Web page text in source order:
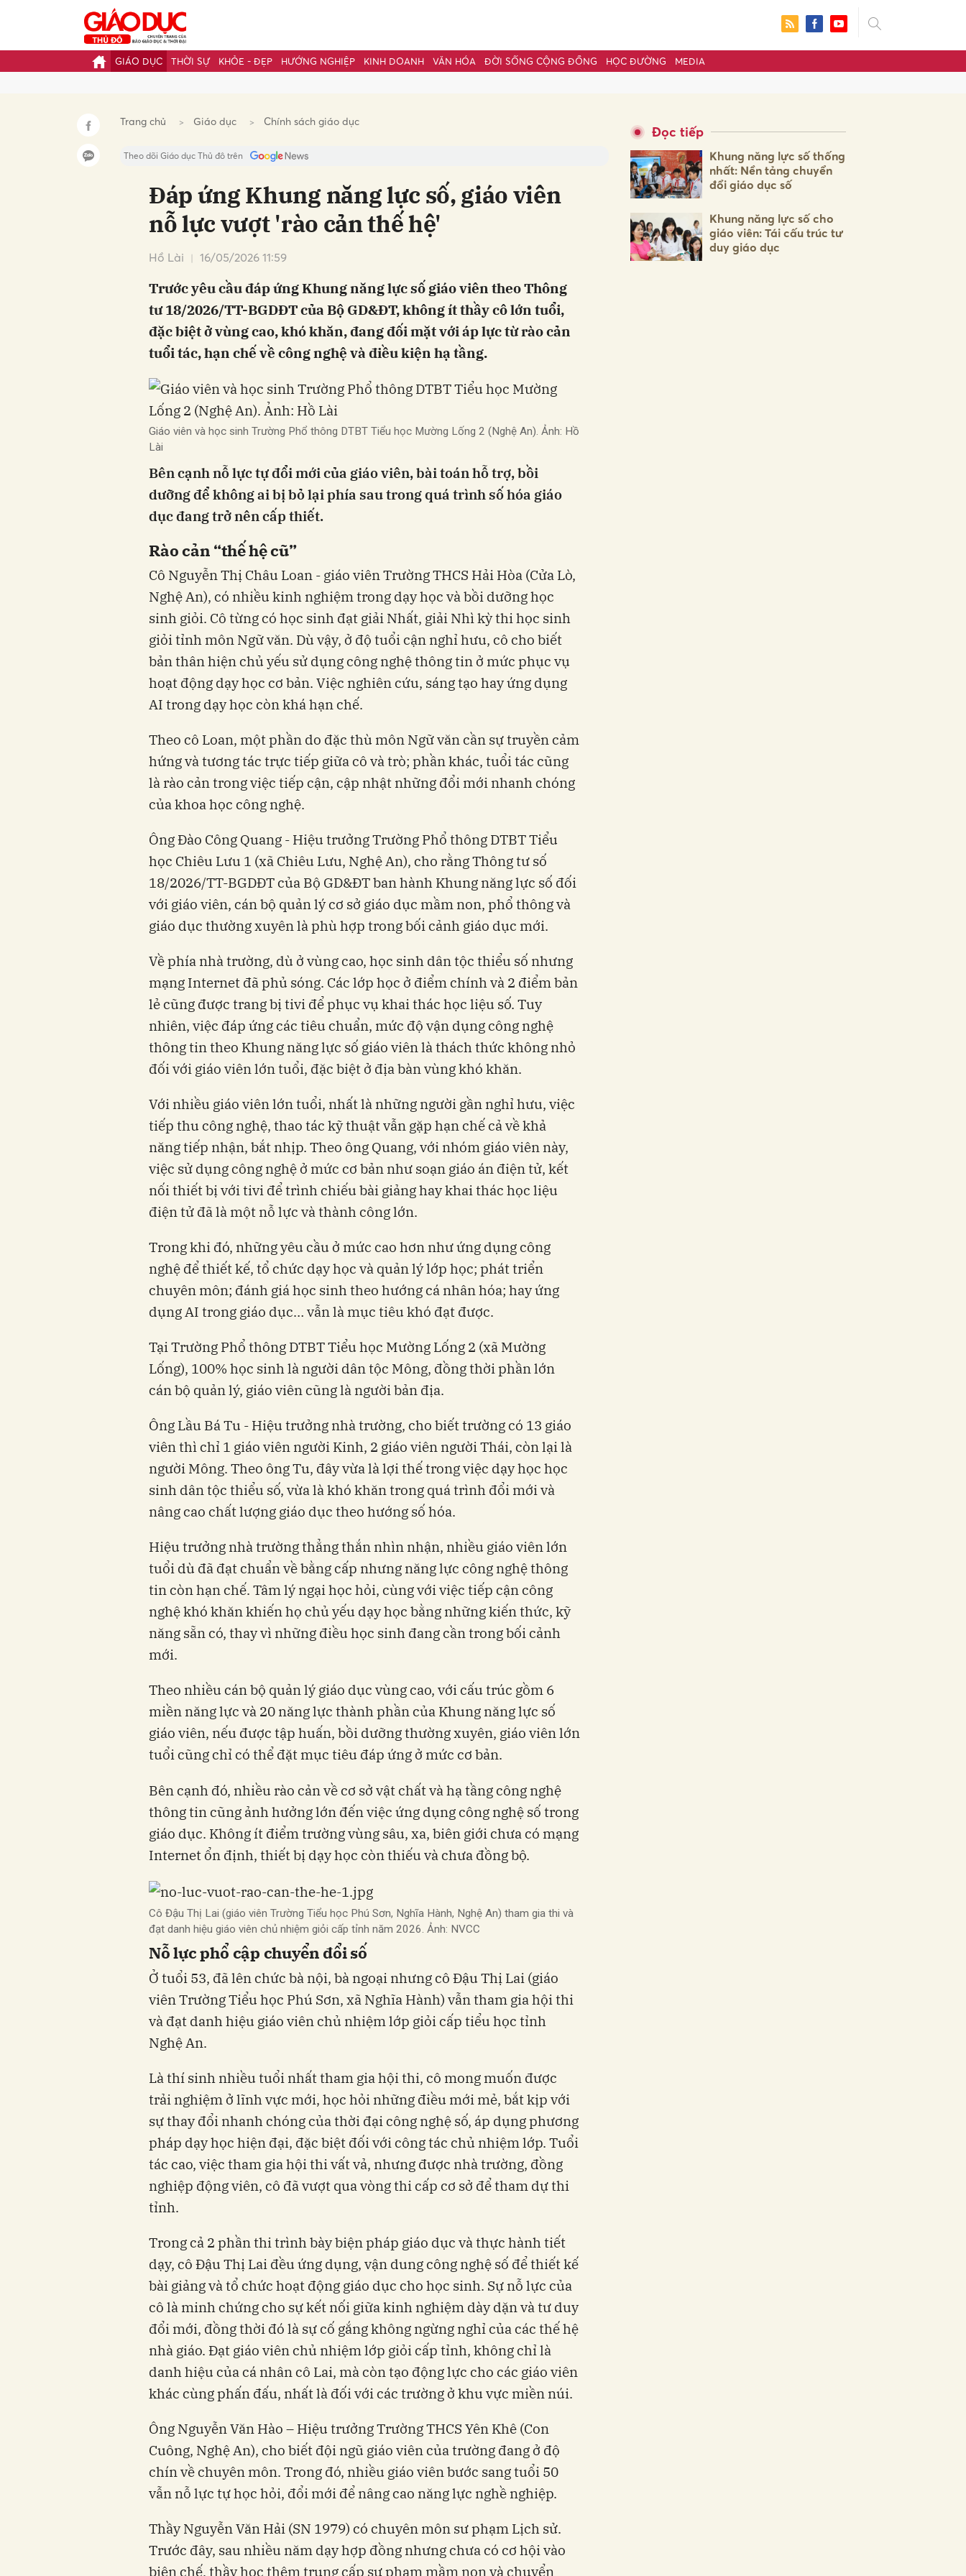
GIÁO DỤC THỜI SỰ KHỎE - ĐẸP HƯỚNG NGHIỆP KINH DOANH VĂN HÓA ĐỜI SỐNG CỘNG ĐỒNG HỌC ĐƯỜNG MEDIA
Trang chủ Giáo dục Chính sách giáo dục
Theo dõi Giáo dục Thủ đô trên
Đáp ứng Khung năng lực số, giáo viên
nỗ lực vượt 'rào cản thế hệ'
Hồ Lài 16/05/2026 11:59
Trước yêu cầu đáp ứng Khung năng lực số giáo viên theo Thông
tư 18/2026/TT-BGDĐT của Bộ GD&ĐT, không ít thầy cô lớn tuổi,
đặc biệt ở vùng cao, khó khăn, đang đối mặt với áp lực từ rào cản
tuổi tác, hạn chế về công nghệ và điều kiện hạ tầng.
Giáo viên và học sinh Trường Phổ thông DTBT Tiểu học Mường Lống 2 (Nghệ An). Ảnh: Hồ
Lài
Bên cạnh nỗ lực tự đổi mới của giáo viên, bài toán hỗ trợ, bồi
dưỡng để không ai bị bỏ lại phía sau trong quá trình số hóa giáo
dục đang trở nên cấp thiết.
Rào cản “thế hệ cũ”
Cô Nguyễn Thị Châu Loan - giáo viên Trường THCS Hải Hòa (Cửa Lò,
Nghệ An), có nhiều kinh nghiệm trong dạy học và bồi dưỡng học
sinh giỏi. Cô từng có học sinh đạt giải Nhất, giải Nhì kỳ thi học sinh
giỏi tỉnh môn Ngữ văn. Dù vậy, ở độ tuổi cận nghỉ hưu, cô cho biết
bản thân hiện chủ yếu sử dụng công nghệ thông tin ở mức phục vụ
hoạt động dạy học cơ bản. Việc nghiên cứu, sáng tạo hay ứng dụng
AI trong dạy học còn khá hạn chế.
Theo cô Loan, một phần do đặc thù môn Ngữ văn cần sự truyền cảm
hứng và tương tác trực tiếp giữa cô và trò; phần khác, tuổi tác cũng
là rào cản trong việc tiếp cận, cập nhật những đổi mới nhanh chóng
của khoa học công nghệ.
Ông Đào Công Quang - Hiệu trưởng Trường Phổ thông DTBT Tiểu
học Chiêu Lưu 1 (xã Chiêu Lưu, Nghệ An), cho rằng Thông tư số
18/2026/TT-BGDĐT của Bộ GD&ĐT ban hành Khung năng lực số đối
với giáo viên, cán bộ quản lý cơ sở giáo dục mầm non, phổ thông và
giáo dục thường xuyên là phù hợp trong bối cảnh giáo dục mới.
Về phía nhà trường, dù ở vùng cao, học sinh dân tộc thiểu số nhưng
mạng Internet đã phủ sóng. Các lớp học ở điểm chính và 2 điểm bản
lẻ cũng được trang bị tivi để phục vụ khai thác học liệu số. Tuy
nhiên, việc đáp ứng các tiêu chuẩn, mức độ vận dụng công nghệ
thông tin theo Khung năng lực số giáo viên là thách thức không nhỏ
đối với giáo viên lớn tuổi, đặc biệt ở địa bàn vùng khó khăn.
Với nhiều giáo viên lớn tuổi, nhất là những người gần nghỉ hưu, việc
tiếp thu công nghệ, thao tác kỹ thuật vẫn gặp hạn chế cả về khả
năng tiếp nhận, bắt nhịp. Theo ông Quang, với nhóm giáo viên này,
việc sử dụng công nghệ ở mức cơ bản như soạn giáo án điện tử, kết
nối thiết bị với tivi để trình chiếu bài giảng hay khai thác học liệu
điện tử đã là một nỗ lực và thành công lớn.
Trong khi đó, những yêu cầu ở mức cao hơn như ứng dụng công
nghệ để thiết kế, tổ chức dạy học và quản lý lớp học; phát triển
chuyên môn; đánh giá học sinh theo hướng cá nhân hóa; hay ứng
dụng AI trong giáo dục… vẫn là mục tiêu khó đạt được.
Tại Trường Phổ thông DTBT Tiểu học Mường Lống 2 (xã Mường
Lống), 100% học sinh là người dân tộc Mông, đồng thời phần lớn
cán bộ quản lý, giáo viên cũng là người bản địa.
Ông Lầu Bá Tu - Hiệu trưởng nhà trường, cho biết trường có 13 giáo
viên thì chỉ 1 giáo viên người Kinh, 2 giáo viên người Thái, còn lại là
người Mông. Theo ông Tu, đây vừa là lợi thế trong việc dạy học học
sinh dân tộc thiểu số, vừa là khó khăn trong quá trình đổi mới và
nâng cao chất lượng giáo dục theo hướng số hóa.
Hiệu trưởng nhà trường thẳng thắn nhìn nhận, nhiều giáo viên lớn
tuổi dù đã đạt chuẩn về bằng cấp nhưng năng lực công nghệ thông
tin còn hạn chế. Tâm lý ngại học hỏi, cùng với việc tiếp cận công
nghệ khó khăn khiến họ chủ yếu dạy học bằng những kiến thức, kỹ
năng sẵn có, thay vì những điều học sinh đang cần trong bối cảnh
mới.
Theo nhiều cán bộ quản lý giáo dục vùng cao, với cấu trúc gồm 6
miền năng lực và 20 năng lực thành phần của Khung năng lực số
giáo viên, nếu được tập huấn, bồi dưỡng thường xuyên, giáo viên lớn
tuổi cũng chỉ có thể đặt mục tiêu đáp ứng ở mức cơ bản.
Bên cạnh đó, nhiều rào cản về cơ sở vật chất và hạ tầng công nghệ
thông tin cũng ảnh hưởng lớn đến việc ứng dụng công nghệ số trong
giáo dục. Không ít điểm trường vùng sâu, xa, biên giới chưa có mạng
Internet ổn định, thiết bị dạy học còn thiếu và chưa đồng bộ.
Cô Đậu Thị Lai (giáo viên Trường Tiểu học Phú Sơn, Nghĩa Hành, Nghệ An) tham gia thi và
đạt danh hiệu giáo viên chủ nhiệm giỏi cấp tỉnh năm 2026. Ảnh: NVCC
​Nỗ lực phổ cập chuyển đổi số
Ở tuổi 53, đã lên chức bà nội, bà ngoại nhưng cô Đậu Thị Lai (giáo
viên Trường Tiểu học Phú Sơn, xã Nghĩa Hành) vẫn tham gia hội thi
và đạt danh hiệu giáo viên chủ nhiệm lớp giỏi cấp tiểu học tỉnh
Nghệ An.
Là thí sinh nhiều tuổi nhất tham gia hội thi, cô mong muốn được
trải nghiệm ở lĩnh vực mới, học hỏi những điều mới mẻ, bắt kịp với
sự thay đổi nhanh chóng của thời đại công nghệ số, áp dụng phương
pháp dạy học hiện đại, đặc biệt đối với công tác chủ nhiệm lớp. Tuổi
tác cao, việc tham gia hội thi vất vả, nhưng được nhà trường, đồng
nghiệp động viên, cô đã vượt qua vòng thi cấp cơ sở để tham dự thi
tỉnh.
Trong cả 2 phần thi trình bày biện pháp giáo dục và thực hành tiết
dạy, cô Đậu Thị Lai đều ứng dụng, vận dung công nghệ số để thiết kế
bài giảng và tổ chức hoạt động giáo dục cho học sinh. Sự nỗ lực của
cô là minh chứng cho sự kết nối giữa kinh nghiệm dày dặn và tư duy
đổi mới, đồng thời đó là sự cố gắng không ngừng nghỉ của các thế hệ
nhà giáo. Đạt giáo viên chủ nhiệm lớp giỏi cấp tỉnh, không chỉ là
danh hiệu của cá nhân cô Lai, mà còn tạo động lực cho các giáo viên
khác cùng phấn đấu, nhất là đối với các trường ở khu vực miền núi.
Ông Nguyễn Văn Hào – Hiệu trưởng Trường THCS Yên Khê (Con
Cuông, Nghệ An), cho biết đội ngũ giáo viên của trường đang ở độ
chín về chuyên môn. Trong đó, nhiều giáo viên bước sang tuổi 50
vẫn nỗ lực tự học hỏi, đổi mới để nâng cao năng lực nghề nghiệp.
Thầy Nguyễn Văn Hải (SN 1979) có chuyên môn sư phạm Lịch sử.
Trước đây, sau nhiều năm dạy hợp đồng nhưng chưa có cơ hội vào
biên chế, thầy học thêm trung cấp sư phạm mầm non và chuyển
Đọc tiếp
Khung năng lực số thống
nhất: Nền tảng chuyển
đổi giáo dục số
Khung năng lực số cho
giáo viên: Tái cấu trúc tư
duy giáo dục
Gửi bình luận